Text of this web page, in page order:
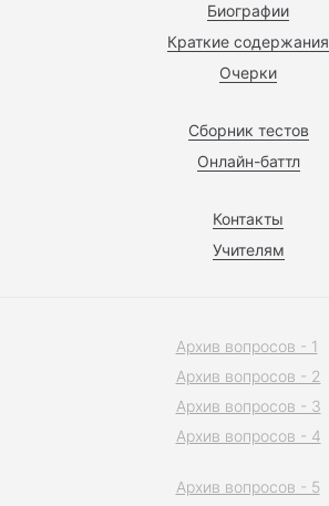
Биографии
Краткие содержания
Очерки
Сборник тестов
Онлайн-баттл
Контакты
Учителям
Архив вопросов - 1
Архив вопросов - 2
Архив вопросов - 3
Архив вопросов - 4
Архив вопросов - 5